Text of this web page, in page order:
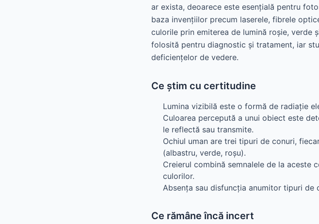
ar exista, deoarece este esențială pentru
baza invențiilor precum laserele, fibrele
culorile prin emiterea de lumină roșie, verde
folosită pentru diagnostic și tratament, iar
deficiențelor de vedere.
Ce știm cu certitudine
Lumina vizibilă este o formă de radiație
Culoarea percepută a unui obiect este
le reflectă sau transmite.
Ochiul uman are trei tipuri de conuri,
(albastru, verde, roșu).
Creierul combină semnalele de la aceste
culorilor.
Absența sau disfuncția anumitor tipuri
Ce rămâne încă incert